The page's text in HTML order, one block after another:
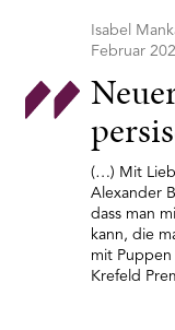
Isabel
Februar
(…) Mit
Alexander
dass man
kann, die
mit
Krefeld